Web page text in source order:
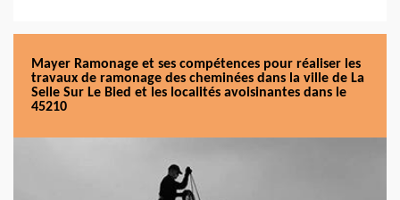
Mayer Ramonage et ses compétences pour réaliser les
travaux de ramonage des cheminées dans la ville de La
Selle Sur Le Bied et les localités avoisinantes dans le
45210